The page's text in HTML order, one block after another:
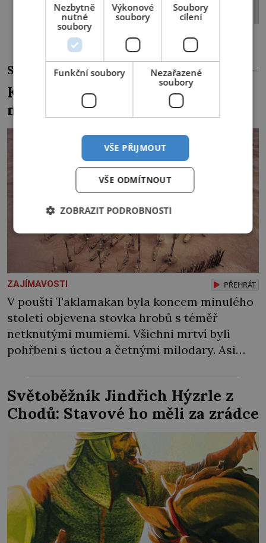
do boje se SSSR?
SOUVISEJÍCÍ ČLÁNKY
Kde se v čínské poušti vzali
modroocí blonďáci?
ZAJÍMAVOSTI PŘEHRÁT
V poušti Taklamakan byla koncem minulého
století objevena stovka hrobů s téměř
netknutými mumiemi. Všichni mrtví byli
pohřbeni s úctou a četnými milodary. Asi
chlapečka s modrou filcovou čapkou, z níž se
draly blonďaté vlásky. Fakt, že jsou těla
dávných lidí nesmírně dobře zachovalá,
přičítají odborníci zdejším klimatickým
podmínkám. Sucho, prosolené písky a
extrémně […]
Světoběžník Jindřich Hýzrle z
Chodů: Stavové ho měli za zrádce
Nezbytně
nutné
soubory
Výkonové
soubory
Soubory
cílení
Funkční soubory
Nezařazené
soubory
VŠE PŘIJMOUT
VŠE ODMÍTNOUT
ZOBRAZIT PODROBNOSTI